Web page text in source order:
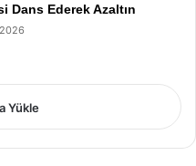
Dans Ederek Azaltın
Yükle